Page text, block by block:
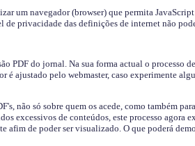
um navegador (browser) que permita
privacidade das definições de internet não
PDF do jornal. Na sua forma actual o processo
é ajustado pelo webmaster, caso experimente
não só sobre quem os acede, como também
excessivos de conteúdos, este processo agora
afim de poder ser visualizado. O que poderá